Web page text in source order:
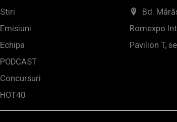
Stiri
Emisiuni
Echipa
PODCAST
Concursuri
HOT40
Bd.
Romexpo
Pavilion T,